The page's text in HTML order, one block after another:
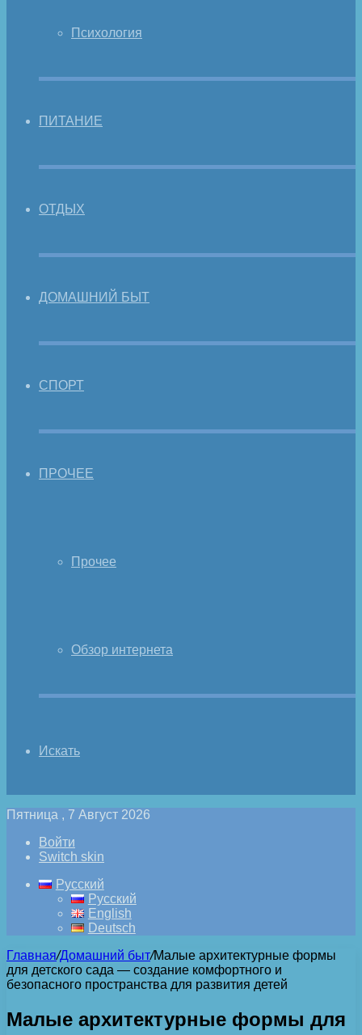
Психология
ПИТАНИЕ
ОТДЫХ
ДОМАШНИЙ БЫТ
СПОРТ
ПРОЧЕЕ
Прочее
Обзор интернета
Искать
Пятница , 7 Август 2026
Войти
Switch skin
Русский
Русский
English
Deutsch
Главная/Домашний быт/Малые архитектурные формы
для детского сада — создание комфортного и
безопасного пространства для развития детей
Малые архитектурные формы для